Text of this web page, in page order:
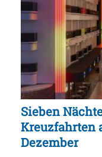
Sieben
Kreuzfahrten
Dezember